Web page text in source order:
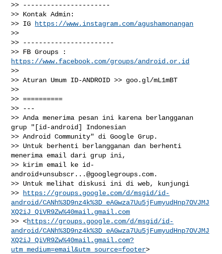
>> ----------------------
>> Kontak Admin:
>> IG
https://www.instagram.com/agushamonangan
>>
>> -----------------------
https://www.facebook.com/groups/android.or.id
>>
>> Aturan Umum ID-ANDROID >> goo.gl/mL1mBT
>>
>> ==========
>> ---
>> Anda menerima pesan ini karena berlangganan
grup "[id-android] Indonesian
>> Android Community" di Google Grup.
>> Untuk berhenti berlangganan dan berhenti
menerima email dari grup ini,
>> kirim email ke id-
android+unsubscr...@googlegroups.com.
>> Untuk melihat diskusi ini di web, kunjungi
>>
https://groups.google.com/d/msgid/id-
android/CANh%3D9nz4k%3D_eAGwza7Uu5jFumyudHnp7OVJMJ
XQ2iJ_QiVR9Zw%40mail.gmail.com
>> <https://groups.google.com/d/msgid/id-
android/CANh%3D9nz4k%3D_eAGwza7Uu5jFumyudHnp7OVJMJ
XQ2iJ_QiVR9Zw%40mail.gmail.com?
utm_medium=email&utm_source=footer>